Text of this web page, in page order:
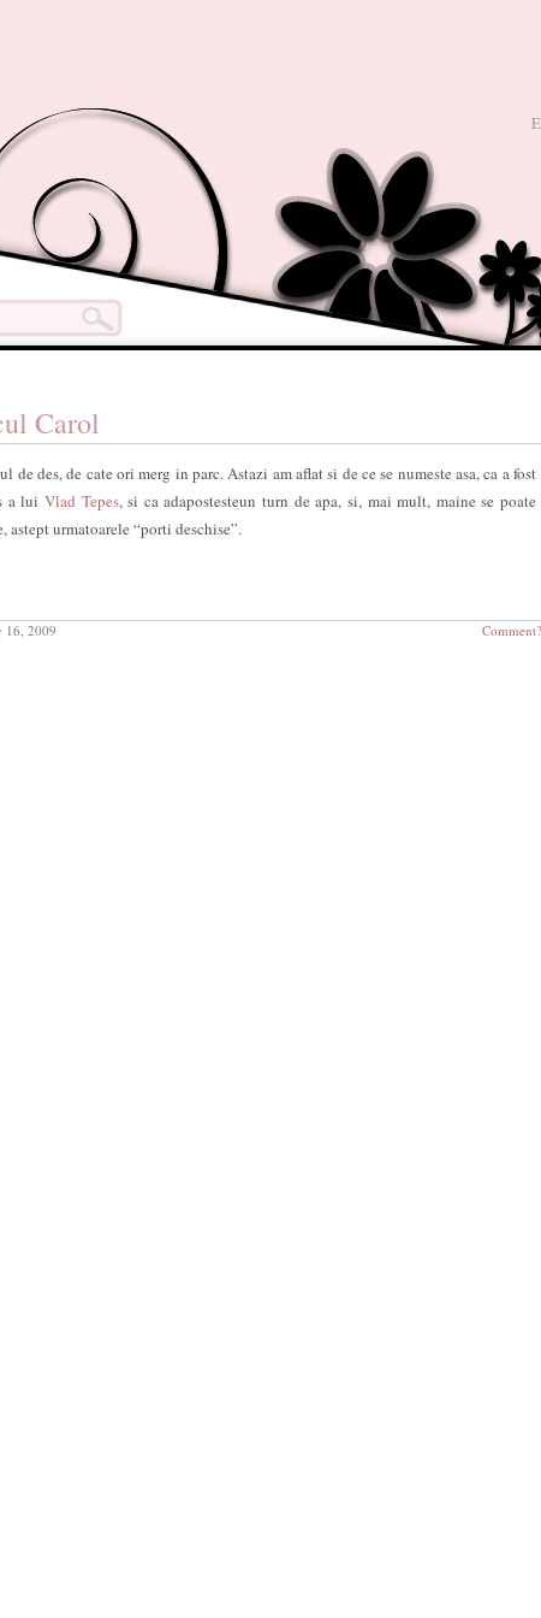
Carol
de des, de cate ori merg in parc. Astazi am aflat si de ce se numeste asa, ca a fost
a lui Vlad Tepes, si ca adapostesteun turn de apa, si, mai mult, maine se poate
urmatoarele “porti deschise”.
16, 2009 Comment?